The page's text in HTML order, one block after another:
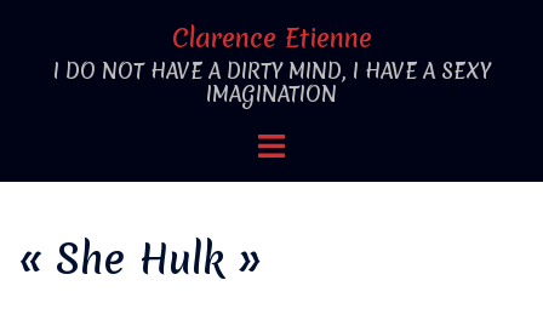
contenu
Clarence Etienne
I DO NOT HAVE A DIRTY MIND, I HAVE A SEXY
IMAGINATION
Ouvrir/fermer
« She Hulk »